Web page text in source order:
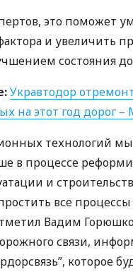
это поможет
и увеличить
состояния
Укравтодор
на этот год дорог
технологий
в процессе
и
все
Вадим
связи,
которое